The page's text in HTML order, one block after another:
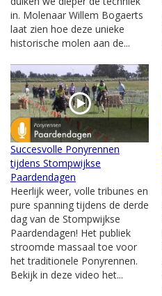
in. Molenaar Willem Bogaerts
laat zien hoe deze unieke
historische molen aan de...
Succesvolle Ponyrennen
tijdens Stompwijkse
Paardendagen
Heerlijk weer, volle tribunes en
pure spanning tijdens de derde
dag van de Stompwijkse
Paardendagen! Het publiek
stroomde massaal toe voor
het traditionele Ponyrennen.
Bekijk in deze video het...